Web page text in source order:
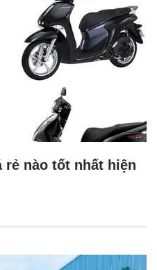
rẻ nào tốt nhất hiện